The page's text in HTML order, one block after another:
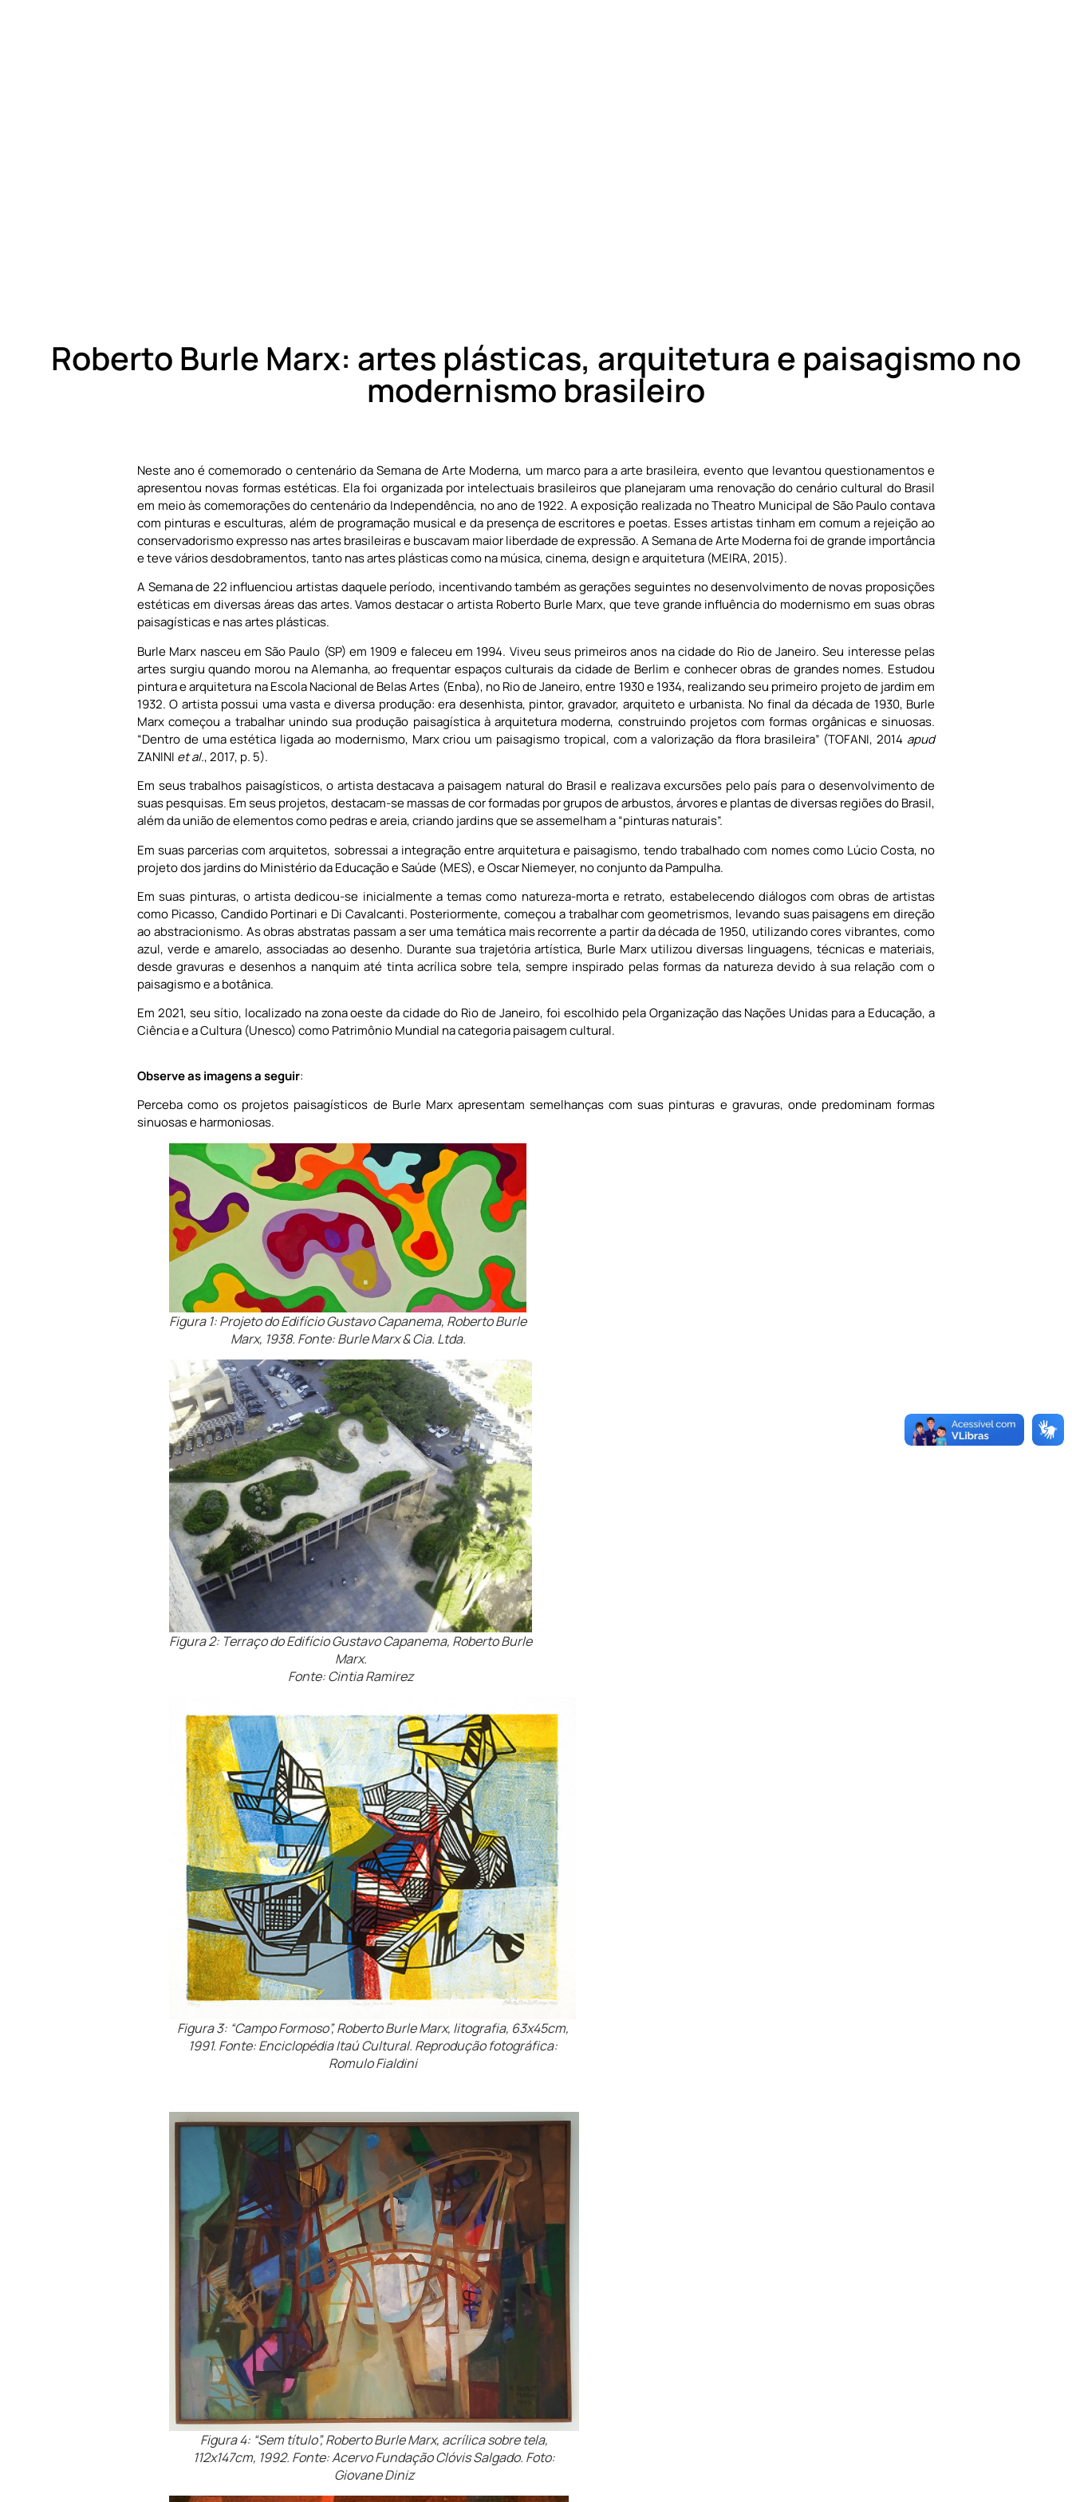
Roberto Burle Marx: artes plásticas, arquitetura e paisagismo no
modernismo brasileiro
Neste ano é comemorado o centenário da Semana de Arte Moderna, um marco para a arte brasileira, evento que levantou questionamentos e
apresentou novas formas estéticas. Ela foi organizada por intelectuais brasileiros que planejaram uma renovação do cenário cultural do Brasil
em meio às comemorações do centenário da Independência, no ano de 1922. A exposição realizada no Theatro Municipal de São Paulo contava
com pinturas e esculturas, além de programação musical e da presença de escritores e poetas. Esses artistas tinham em comum a rejeição ao
conservadorismo expresso nas artes brasileiras e buscavam maior liberdade de expressão. A Semana de Arte Moderna foi de grande importância
e teve vários desdobramentos, tanto nas artes plásticas como na música, cinema, design e arquitetura (MEIRA, 2015).
A Semana de 22 influenciou artistas daquele período, incentivando também as gerações seguintes no desenvolvimento de novas proposições
estéticas em diversas áreas das artes. Vamos destacar o artista Roberto Burle Marx, que teve grande influência do modernismo em suas obras
paisagísticas e nas artes plásticas.
Burle Marx nasceu em São Paulo (SP) em 1909 e faleceu em 1994. Viveu seus primeiros anos na cidade do Rio de Janeiro. Seu interesse pelas
artes surgiu quando morou na Alemanha, ao frequentar espaços culturais da cidade de Berlim e conhecer obras de grandes nomes. Estudou
pintura e arquitetura na Escola Nacional de Belas Artes (Enba), no Rio de Janeiro, entre 1930 e 1934, realizando seu primeiro projeto de jardim em
1932. O artista possui uma vasta e diversa produção: era desenhista, pintor, gravador, arquiteto e urbanista. No final da década de 1930, Burle
Marx começou a trabalhar unindo sua produção paisagística à arquitetura moderna, construindo projetos com formas orgânicas e sinuosas.
“Dentro de uma estética ligada ao modernismo, Marx criou um paisagismo tropical, com a valorização da flora brasileira” (TOFANI, 2014 apud
ZANINI et al., 2017, p. 5).
Em seus trabalhos paisagísticos, o artista destacava a paisagem natural do Brasil e realizava excursões pelo país para o desenvolvimento de
suas pesquisas. Em seus projetos, destacam-se massas de cor formadas por grupos de arbustos, árvores e plantas de diversas regiões do Brasil,
além da união de elementos como pedras e areia, criando jardins que se assemelham a “pinturas naturais”.
Em suas parcerias com arquitetos, sobressai a integração entre arquitetura e paisagismo, tendo trabalhado com nomes como Lúcio Costa, no
projeto dos jardins do Ministério da Educação e Saúde (MES), e Oscar Niemeyer, no conjunto da Pampulha.
Em suas pinturas, o artista dedicou-se inicialmente a temas como natureza-morta e retrato, estabelecendo diálogos com obras de artistas
como Picasso, Candido Portinari e Di Cavalcanti. Posteriormente, começou a trabalhar com geometrismos, levando suas paisagens em direção
ao abstracionismo. As obras abstratas passam a ser uma temática mais recorrente a partir da década de 1950, utilizando cores vibrantes, como
azul, verde e amarelo, associadas ao desenho. Durante sua trajetória artística, Burle Marx utilizou diversas linguagens, técnicas e materiais,
desde gravuras e desenhos a nanquim até tinta acrílica sobre tela, sempre inspirado pelas formas da natureza devido à sua relação com o
paisagismo e a botânica.
Em 2021, seu sítio, localizado na zona oeste da cidade do Rio de Janeiro, foi escolhido pela Organização das Nações Unidas para a Educação, a
Ciência e a Cultura (Unesco) como Patrimônio Mundial na categoria paisagem cultural.
Observe as imagens a seguir:
Perceba como os projetos paisagísticos de Burle Marx apresentam semelhanças com suas pinturas e gravuras, onde predominam formas
sinuosas e harmoniosas.
Figura 1: Projeto do Edifício Gustavo Capanema, Roberto Burle
Marx, 1938. Fonte: Burle Marx & Cia. Ltda.
Figura 2: Terraço do Edifício Gustavo Capanema, Roberto Burle
Marx.
Fonte: Cintia Ramirez
Figura 3: “Campo Formoso”, Roberto Burle Marx, litografia, 63x45cm,
1991. Fonte: Enciclopédia Itaú Cultural. Reprodução fotográfica:
Romulo Fialdini
Figura 4: “Sem título”, Roberto Burle Marx, acrílica sobre tela,
112x147cm, 1992. Fonte: Acervo Fundação Clóvis Salgado. Foto:
Giovane Diniz